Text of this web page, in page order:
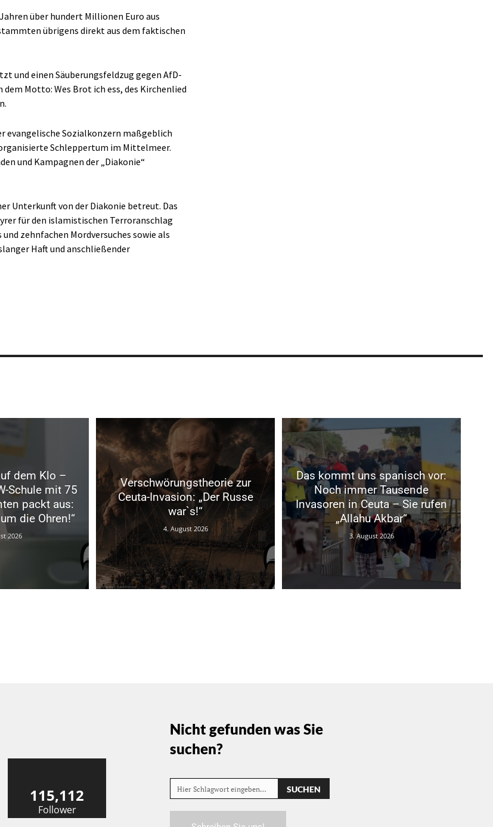
über hundert Millionen Euro aus
übrigens direkt aus dem faktischen
und einen Säuberungsfeldzug gegen AfD-
Motto: Wes Brot ich ess, des Kirchenlied
Sozialkonzern maßgeblich
Schleppertum im Mittelmeer.
und Kampagnen der „Diakonie“
Unterkunft von der Diakonie betreut. Das
für den islamistischen Terroranschlag
zehnfachen Mordversuches sowie als
Haft und anschließender
dem Klo –
Schule mit 75
packt aus:
die Ohren!“
2026
Verschwörungstheorie zur
Ceuta-Invasion: „Der Russe
war`s!“
4. August 2026
Das kommt uns spanisch vor:
Noch immer Tausende
Invasoren in Ceuta – Sie rufen
„Allahu Akbar“
3. August 2026
115,112
Follower
Nicht gefunden was Sie
suchen?
Hier Schlagwort eingeben… SUCHEN